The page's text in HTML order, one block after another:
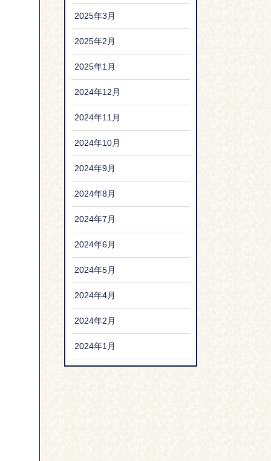
2025年3月
2025年2月
2025年1月
2024年12月
2024年11月
2024年10月
2024年9月
2024年8月
2024年7月
2024年6月
2024年5月
2024年4月
2024年2月
2024年1月